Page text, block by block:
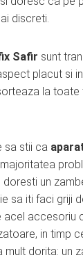
discreti.
Safir sunt
placut si
la toate
sa stii ca
un
sa iti faci griji
acel accesoriu
in timp
mult dorita: un